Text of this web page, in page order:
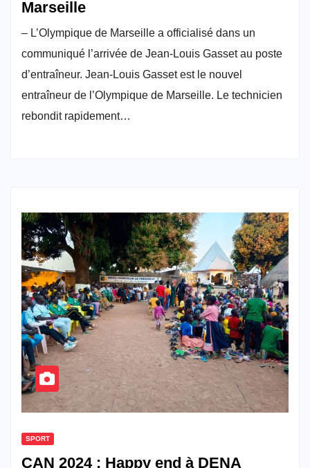
Marseille
– L’Olympique de Marseille a officialisé dans un
communiqué l’arrivée de Jean-Louis Gasset au poste
d’entraîneur. Jean-Louis Gasset est le nouvel
entraîneur de l’Olympique de Marseille. Le technicien
rebondit rapidement…
SPORT
CAN 2024 : Happy end à DENA